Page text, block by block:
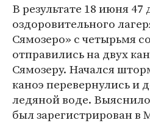
В результате 18 июня 47
оздоровительного
Сямозеро» с четырьмя
отправились на двух
Сямозеру. Начался
каноэ перевернулись и
ледяной воде.
был зарегистрирован в